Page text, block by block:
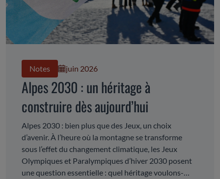
Notes juin 2026
Alpes 2030 : un héritage à
construire dès aujourd’hui
Alpes 2030 : bien plus que des Jeux, un choix
d’avenir. À l’heure où la montagne se transforme
sous l’effet du changement climatique, les Jeux
Olympiques et Paralympiques d’hiver 2030 posent
une question essentielle : quel héritage voulons-